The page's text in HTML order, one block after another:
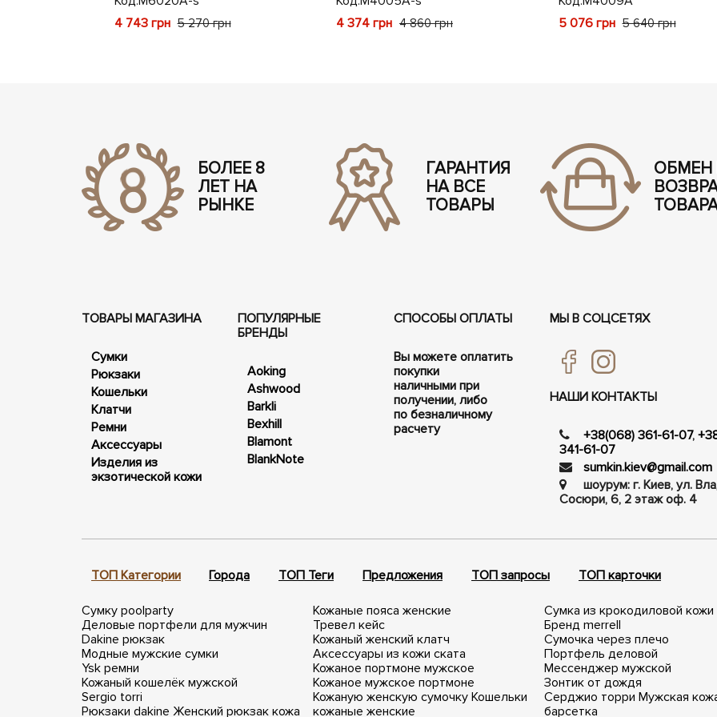
4 743 грн 5 270 грн
4 374 грн 4 860 грн
5 076 грн 5 640 грн
БОЛЕЕ 8
ЛЕТ НА
РЫНКЕ
ГАРАНТИЯ
НА ВСЕ
ТОВАРЫ
ОБМЕН
ТОВАРЫ МАГАЗИНА
Сумки
Рюкзаки
Кошельки
Клатчи
Ремни
Аксессуары
Изделия из
экзотической кожи
ПОПУЛЯРНЫЕ
БРЕНДЫ
Aoking
Ashwood
Barkli
Bexhill
Blamont
BlankNote
СПОСОБЫ ОПЛАТЫ
Вы можете оплатить
покупки
наличными при
получении, либо
по безналичному
расчету
МЫ В СОЦСЕТЯХ
НАШИ КОНТАКТЫ
+38(068) 361-61-07,
341-61-07
sumkin.kiev@gmail.com
шоурум: г. Киев, ул.
Сосюри, ​​6, 2 этаж оф. 4
ТОП Категории Города ТОП Теги Предложения ТОП запросы ТОП карточки
Сумку poolparty
Деловые портфели для мужчин
Dakine рюкзак
Модные мужские сумки
Ysk ремни
Кожаный кошелёк мужской
Sergio torri
Рюкзаки dakine Женский рюкзак кожа
Кожаные пояса женские
Тревел кейс
Кожаный женский клатч
Аксессуары из кожи ската
Кожаное портмоне мужское
Кожаное мужское портмоне
Кожаную женскую сумочку Кошельки
кожаные женские
Сумка из крокодиловой кожи
Бренд merrell
Сумочка через плечо
Портфель деловой
Мессенджер мужской
Зонтик от дождя
Серджио торри Мужская
барсетка